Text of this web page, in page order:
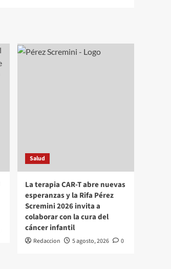
Salud
La terapia CAR-T abre nuevas
esperanzas y la Rifa Pérez
Scremini 2026 invita a
colaborar con la cura del
cáncer infantil
Redaccion 5 agosto, 2026 0